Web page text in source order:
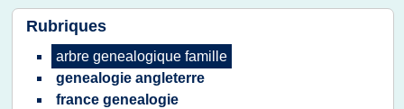
Rubriques
arbre genealogique famille
genealogie angleterre
france genealogie